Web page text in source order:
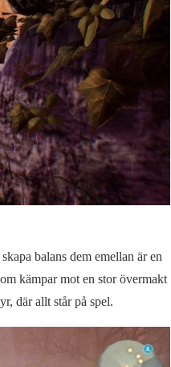
balans dem emellan är en
kämpar mot en stor övermakt
där allt står på spel.